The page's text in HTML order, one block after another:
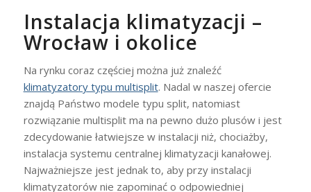
Instalacja klimatyzacji –
Wrocław i okolice
Na rynku coraz częściej można już znaleźć
klimatyzatory typu multisplit. Nadal w naszej ofercie
znajdą Państwo modele typu split, natomiast
rozwiązanie multisplit ma na pewno dużo plusów i jest
zdecydowanie łatwiejsze w instalacji niż, chociażby,
instalacja systemu centralnej klimatyzacji kanałowej.
Najważniejsze jest jednak to, aby przy instalacji
klimatyzatorów nie zapominać o odpowiedniej